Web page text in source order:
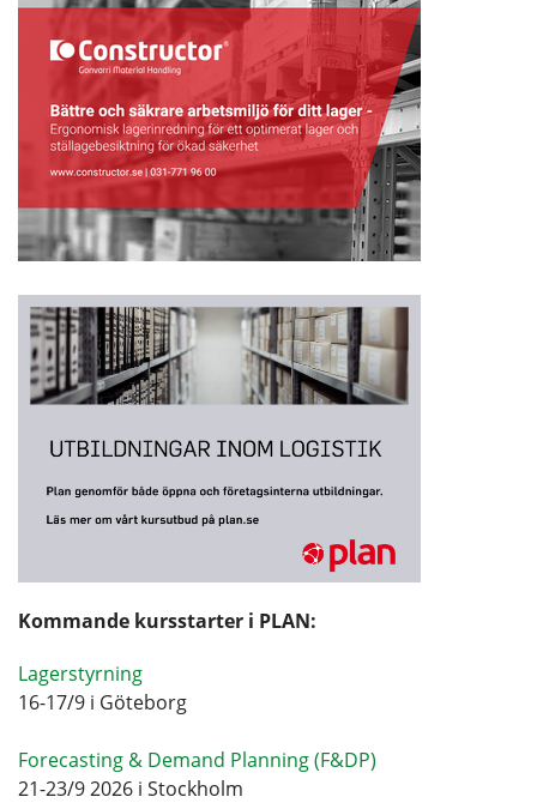
Kommande kursstarter i PLAN:
Lagerstyrning
16-17/9 i Göteborg
Forecasting & Demand Planning (F&DP)
21-23/9 2026 i Stockholm